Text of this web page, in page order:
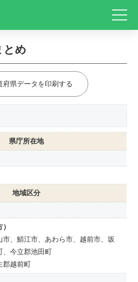
とめ
府県データを印刷する
県庁所在地
地域区分
市、鯖江市、あわら市、越前市、坂
、今立郡池田町
郡越前町